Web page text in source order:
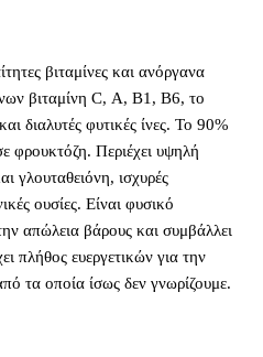
βιταμίνες και ανόργανα
βιταμίνη C, Α, Β1, Β6, το
διαλυτές φυτικές ίνες. Το 90%
φρουκτόζη. Περιέχει υψηλή
γλουταθειόνη, ισχυρές
ουσίες. Είναι φυσικό
απώλεια βάρους και συμβάλλει
πλήθος ευεργετικών για την
τα οποία ίσως δεν γνωρίζουμε.